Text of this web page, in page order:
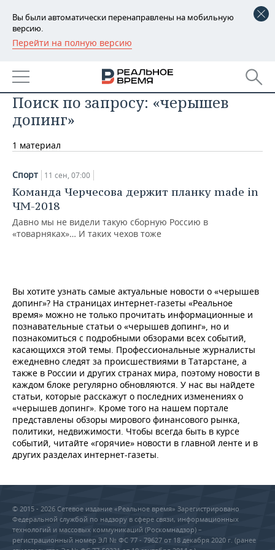
Вы были автоматически перенаправлены на мобильную
версию.
Перейти на полную версию
РЕГИОНЫ
БАШКОРТОСТАН
ТАТАРСТАН
УДМУРТИЯ
НОВОСТИ
АНАЛИТИКА
НОВОСТИ АНАЛИТИКИ
ВУЗЫ ТАТАРСТАНА
КОМУ ПРИНАДЛЕЖАТ
ЭКОНОМИКА
БАНКИ
БЮДЖЕТ
ПРОМЫШЛЕННОСТИ
АГРОПРОМ
НЕФТЬ
ОПК
ЭНЕРГЕТИКА
НЕДВИЖИМОСТЬ
НОВОСТИ НЕДВИЖИМОСТИ
АВТО
НОВОСТИ АВТО
БИЗНЕС
РОЗНИЧНАЯ ТОРГОВЛЯ
ТРАНСПОРТ
УСЛУГИ
НОВОСТИ ТЕХНОЛОГИЙ
IT
МЕДИА
ТЕЛЕКОММУНИКАЦИИ
МЕРОПРИЯТИЯ
НОВОСТИ МЕРОПРИЯТИЙ
ВЫЕЗДНАЯ РЕДАКЦИЯ
БИЗНЕС-БРАНЧИ
ONLINE-КОНФЕРЕНЦИИ
ОТКРЫТАЯ ЛЕКЦИЯ
СПОРТ
НОВОСТИ СПОРТА
ФУТБОЛ
ХОККЕЙ
БАСКЕТБОЛ
ФИГУРНОЕ КАТАНИЕ
ОБЩЕСТВО
НОВОСТИ ОБЩЕСТВА
ВЛАСТЬ
ИНФРАСТРУКТУРА
МЕДИЦИНА
ФОТОГАЛЕРЕЯ
СЮЖЕТЫ
СПРАВОЧНИК
Поиск по запросу: «черышев
допинг»
1 материал
Спорт 11 сен, 07:00
Команда Черчесова держит планку made in
ЧМ-2018
Давно мы не видели такую сборную Россию в
«товарняках»… И таких чехов тоже
Вы хотите узнать самые актуальные новости о «черышев
допинг»? На страницах интернет-газеты «Реальное
время» можно не только прочитать информационные и
познавательные статьи о «черышев допинг», но и
познакомиться с подробными обзорами всех событий,
касающихся этой темы. Профессиональные журналисты
ежедневно следят за происшествиями в Татарстане, а
также в России и других странах мира, поэтому новости в
каждом блоке регулярно обновляются. У нас вы найдете
статьи, которые расскажут о последних изменениях о
«черышев допинг». Кроме того на нашем портале
представлены обзоры мирового финансового рынка,
политики, недвижимости. Чтобы всегда быть в курсе
событий, читайте «горячие» новости в главной ленте и в
других разделах интернет-газеты.
© 2015 - 2026 Сетевое издание «Реальное время» Зарегистрировано
Федеральной службой по надзору в сфере связи, информационных
технологий и массовых коммуникаций (Роскомнадзор) –
регистрационный номер ЭЛ № ФС 77 - 79627 от 18 декабря 2020 г. (ранее